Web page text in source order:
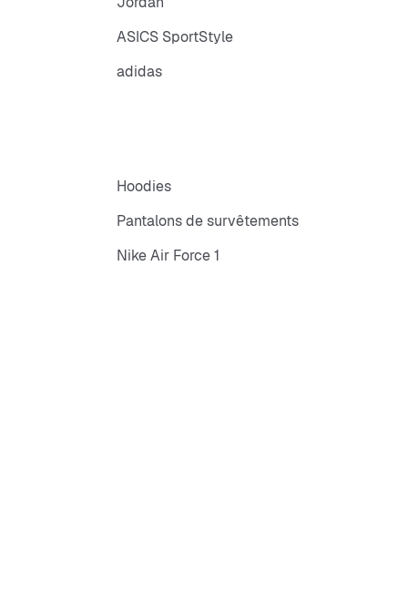
ASICS SportStyle
adidas
Hoodies
Pantalons de survêtements
Nike Air Force 1